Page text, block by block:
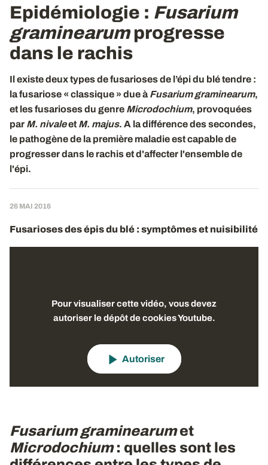
Epidémiologie : Fusarium
graminearumprogresse
dans le rachis
Il existe deux types de fusarioses de l’épi du blé tendre :
la fusariose « classique » due à Fusarium graminearum,
et les fusarioses du genre Microdochium, provoquées
par M. nivaleet M. majus. A la différence des secondes,
le pathogène de la première maladie est capable de
progresser dans le rachis et d'affecter l'ensemble de
l'épi.
26 MAI 2016
Fusarioses des épis du blé : symptômes et nuisibilité
Pour visualiser cette vidéo, vous devez
autoriser le dépôt de cookies Youtube.
Autoriser
Fusarium graminearumet
Microdochium: quelles sont les